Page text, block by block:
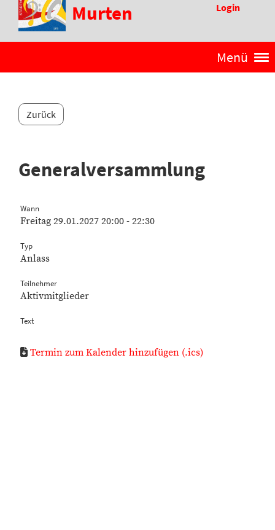
Murten
Login
Menü
Zurück
Generalversammlung
Wann
Freitag 29.01.2027 20:00 - 22:30
Typ
Anlass
Teilnehmer
Aktivmitglieder
Text
Termin zum Kalender hinzufügen (.ics)